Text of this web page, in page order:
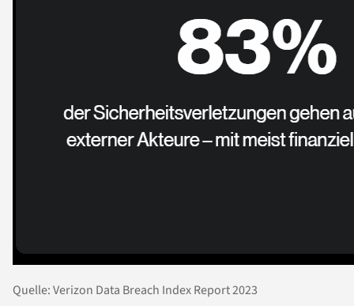
Quelle: Verizon Data Breach Index Report 2023